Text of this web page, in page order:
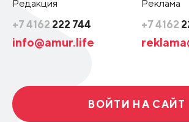
Редакция
+7 4162 222 744
info@amur.life
Реклама
+7 4162
ВОЙТИ НА САЙТ